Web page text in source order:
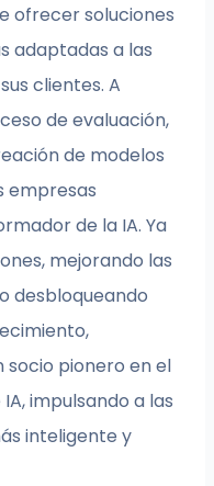
ofrecer soluciones
adaptadas a las
clientes. A
de evaluación,
de modelos
empresas
de la IA. Ya
mejorando las
desbloqueando
socio pionero en el
impulsando a las
inteligente y